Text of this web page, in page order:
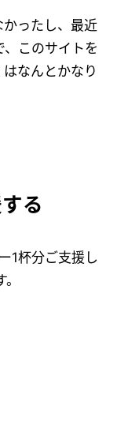
ったし、最近
このサイトを
なんとかなり
る
1杯分ご支援し